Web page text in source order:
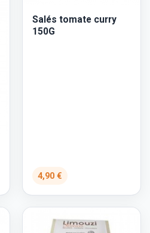
Salés tomate curry
150G
4,90 €